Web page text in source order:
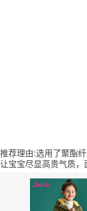
推荐理由:选用了聚酯
让宝宝尽显高贵气质，